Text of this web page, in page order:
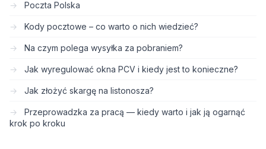
Poczta Polska
Kody pocztowe – co warto o nich wiedzieć?
Na czym polega wysyłka za pobraniem?
Jak wyregulować okna PCV i kiedy jest to konieczne?
Jak złożyć skargę na listonosza?
Przeprowadzka za pracą — kiedy warto i jak ją ogarnąć
krok po kroku